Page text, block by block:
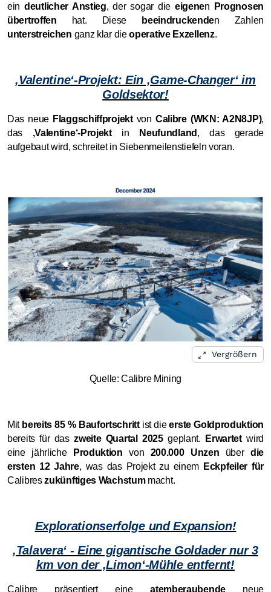
eindeutlicher Anstieg, der sogar die eigenen
Prognosen
übertroffen hat. Diese beeindruckenden Zahlen
unterstreichen ganz klar dieoperative Exzellenz.
‚Valentine‘-Projekt: Ein ‚Game-Changer‘ im
Goldsektor!
Das neue Flaggschiffprojektvon Calibre (WKN: A2N8JP),
das ‚Valentine‘-Projektin Neufundland , das gerade
aufgebaut wird, schreitet in Siebenmeilenstiefeln voran.
Vergrößern
Quelle: Calibre Mining
Mit bereits 85 % Baufortschrittist dieerste Goldproduktion
bereits für daszweite Quartal 2025geplant. Erwartetwird
eine jährliche
Produktion von 200.000 Unzen über die
ersten 12 Jahre, was das Projekt zu einem Eckpfeiler für
Calibreszukünftiges Wachstummacht.
Explorationserfolge und Expansion!
‚Talavera‘ - Eine gigantische Goldader nur 3
km von der ‚Limon‘-Mühle entfernt!
Calibre präsentiert eineatemberaubendeneue